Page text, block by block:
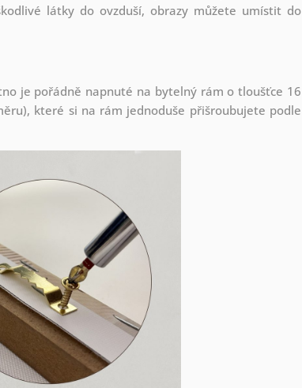
látky do ovzduší, obrazy můžete umístit do
je pořádně napnuté na bytelný rám o tloušťce 16
které si na rám jednoduše přišroubujete podle